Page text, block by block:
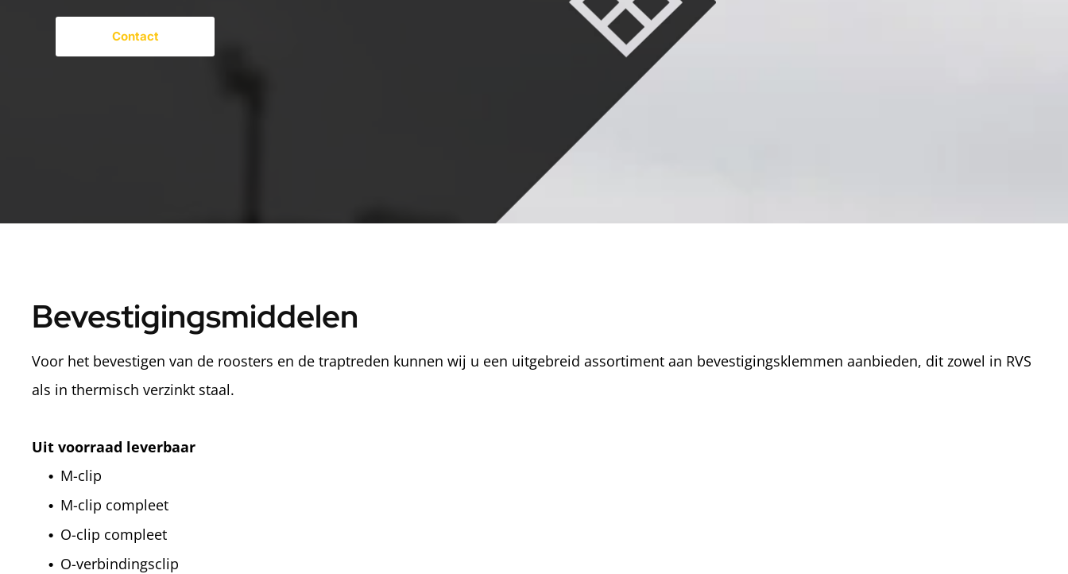
Contact
Bevestigingsmiddelen
Voor het bevestigen van de roosters en de traptreden kunnen wij u een uitgebreid assortiment aan bevestigingsklemmen aanbieden, dit zowel in RVS
als in thermisch verzinkt staal.
Uit voorraad leverbaar
M-clip
M-clip compleet
O-clip compleet
O-verbindingsclip